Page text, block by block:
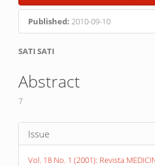
Sidebar
Published: 2010-09-10
Main
Article
Content
SATI SATI
Abstract
7
Article
Details
Issue
Vol. 18 No. 1 (2001): Revista